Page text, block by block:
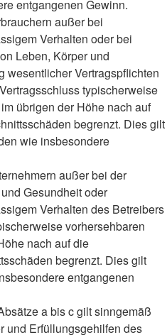
entgangenen Gewinn.
außer bei
Verhalten oder bei
Leben, Körper und
wesentlicher Vertragspflichten
typischerweise
übrigen der Höhe nach auf
begrenzt. Dies gilt
wie insbesondere
außer bei der
Gesundheit oder
Verhalten des Betreibers
vorhersehbaren
nach auf die
begrenzt. Dies gilt
entgangenen
a bis c gilt sinngemäß
und Erfüllungsgehilfen des